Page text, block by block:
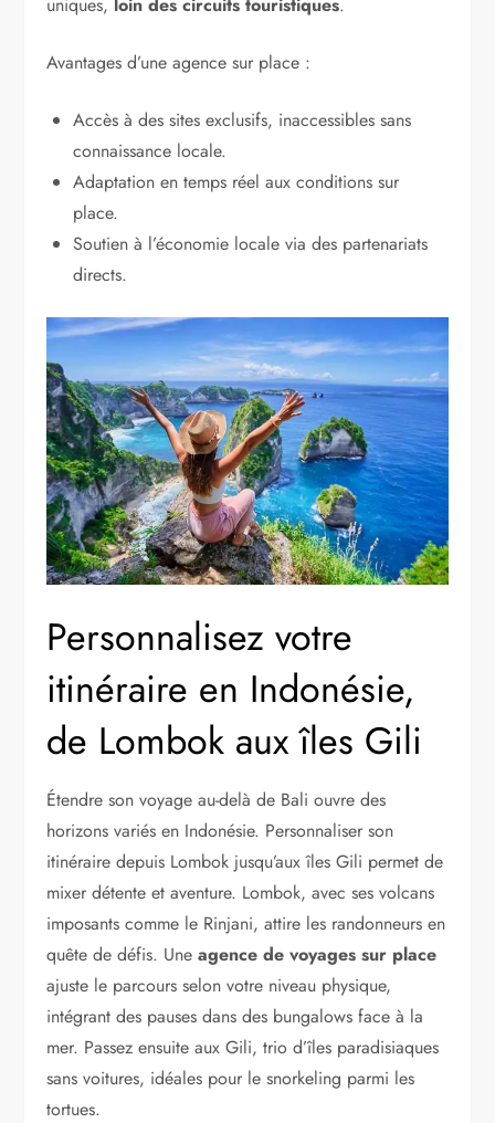
Avantages d’une agence sur place :
Accès à des sites exclusifs, inaccessibles sans
connaissance locale.
Adaptation en temps réel aux conditions sur
place.
Soutien à l’économie locale via des partenariats
directs.
Personnalisez votre
itinéraire en Indonésie,
de Lombok aux îles Gili
Étendre son voyage au-delà de Bali ouvre des
horizons variés en Indonésie. Personnaliser son
itinéraire depuis Lombok jusqu’aux îles Gili permet de
mixer détente et aventure. Lombok, avec ses volcans
imposants comme le Rinjani, attire les randonneurs en
quête de défis. Uneagence de voyages sur place
ajuste le parcours selon votre niveau physique,
intégrant des pauses dans des bungalows face à la
mer. Passez ensuite aux Gili, trio d’îles paradisiaques
sans voitures, idéales pour le snorkeling parmi les
tortues.